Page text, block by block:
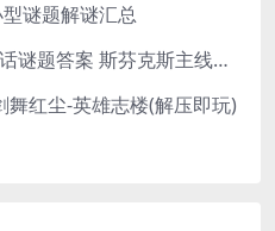
谜题解谜汇总
刺客信条奥德赛唤醒神话谜题答案 斯芬克斯主线攻略
红尘-英雄志楼(解压即玩)